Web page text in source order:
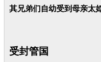
其兄弟们自幼受到母亲太
受封管国